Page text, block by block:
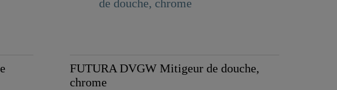
FUTURA DVGW Mitigeur de douche,
chrome